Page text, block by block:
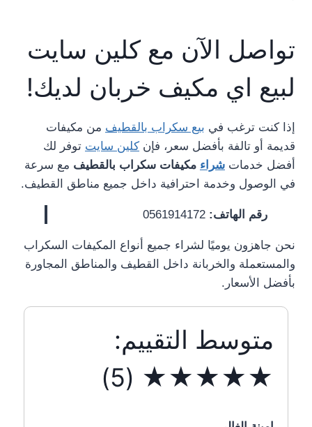
0561914172
☎️ نشتري
حديد
والمنيوم
بالقطيفحقين
الخردة
بالقطيفشراء
المنيوم
سكراب
حديد
القطيفشراء
سيارات
سكراب
بالقطيفشراء
0561914172
-
نشتري
المكيفات
تواصل الآن مع كلين سايت
لبيع اي مكيف خربان لديك!
إذا كنت ترغب في بيع سكراب بالقطيف من مكيفات
قديمة أو تالفة بأفضل سعر، فإن كلين سايت توفر لك
أفضل خدمات شراء مكيفات سكراب بالقطيف مع سرعة
في الوصول وخدمة احترافية داخل جميع مناطق القطيف.
رقم الهاتف:
نحن جاهزون يوميًا لشراء جميع أنواع المكيفات السكراب
والمستعملة والخربانة داخل القطيف والمناطق المجاورة
بأفضل الأسعار.
متوسط التقييم:
★★★★★ (5)